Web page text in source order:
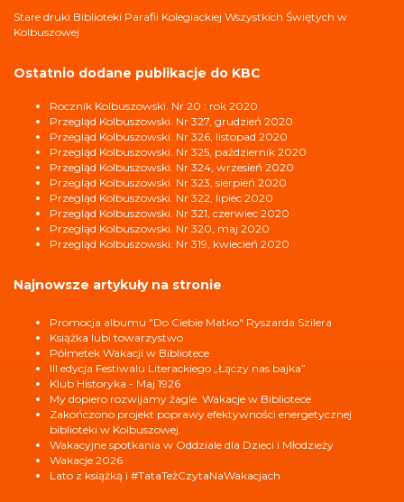
Stare druki Biblioteki Parafii Kolegiackiej Wszystkich Świętych w
Kolbuszowej
Ostatnio dodane publikacje do KBC
Rocznik Kolbuszowski. Nr 20 : rok 2020
Przegląd Kolbuszowski. Nr 327, grudzień 2020
Przegląd Kolbuszowski. Nr 326, listopad 2020
Przegląd Kolbuszowski. Nr 325, październik 2020
Przegląd Kolbuszowski. Nr 324, wrzesień 2020
Przegląd Kolbuszowski. Nr 323, sierpień 2020
Przegląd Kolbuszowski. Nr 322, lipiec 2020
Przegląd Kolbuszowski. Nr 321, czerwiec 2020
Przegląd Kolbuszowski. Nr 320, maj 2020
Przegląd Kolbuszowski. Nr 319, kwiecień 2020
Najnowsze artykuły na stronie
Promocja albumu "Do Ciebie Matko" Ryszarda Szilera
Książka lubi towarzystwo
Półmetek Wakacji w Bibliotece
III edycja Festiwalu Literackiego „Łączy nas bajka”
Klub Historyka - Maj 1926
My dopiero rozwijamy żagle. Wakacje w Bibliotece
Zakończono projekt poprawy efektywności energetycznej
biblioteki w Kolbuszowej.
Wakacyjne spotkania w Oddziale dla Dzieci i Młodzieży
Wakacje 2026
Lato z książką i #TataTeżCzytaNaWakacjach